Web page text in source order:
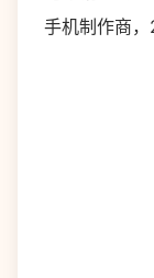
手机制作商，